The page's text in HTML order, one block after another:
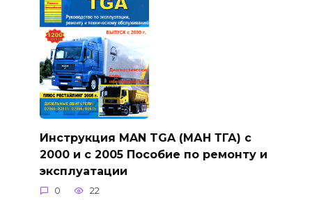
Инструкция MAN TGA (МАН ТГА) с
2000 и с 2005 Пособие по ремонту и
эксплуатации
0 22